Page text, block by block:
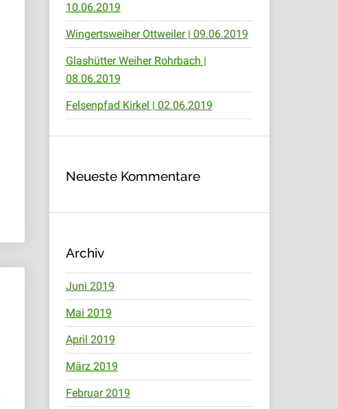
10.06.2019
Wingertsweiher Ottweiler | 09.06.2019
Glashütter Weiher Rohrbach |
08.06.2019
Felsenpfad Kirkel | 02.06.2019
Neueste Kommentare
Archiv
Juni 2019
Mai 2019
April 2019
März 2019
Februar 2019